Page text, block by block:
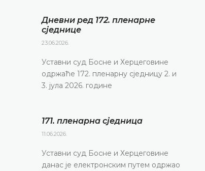
Дневни ред 172. пленарне
сједнице
23.06.2026.
Уставни суд Босне и Херцеговине
одржаће 172. пленарну сједницу 2. и
3. јула 2026. године
171. пленарна сједницa
11.06.2026.
Уставни суд Босне и Херцеговине
данас је електронским путем одржао